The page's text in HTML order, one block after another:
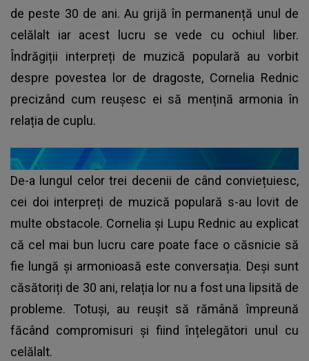
de peste 30 de ani. Au grijă în permanență unul de
celălalt iar acest lucru se vede cu ochiul liber.
Îndrăgiții interpreți de muzică populară au vorbit
despre povestea lor de dragoste, Cornelia Rednic
precizând cum reușesc ei să mențină armonia în
relația de cuplu.
De-a lungul celor trei decenii de când conviețuiesc,
cei doi interpreți de muzică populară s-au lovit de
multe obstacole. Cornelia și Lupu Rednic au explicat
că cel mai bun lucru care poate face o căsnicie să
fie lungă și armonioasă este conversația. Deși sunt
căsătoriți de 30 ani, relația lor nu a fost una lipsită de
probleme. Totuși, au reușit să rămână împreună
făcând compromisuri și fiind înțelegători unul cu
celălalt.